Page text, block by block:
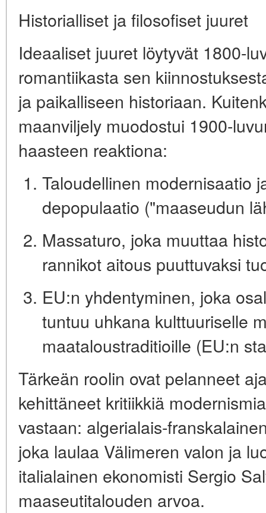
Historialliset ja filosofiset juuret
Ideaaliset juuret löytyvät 1800-
romantiikasta sen
ja paikalliseen historiaan.
maanviljely muodostui 1900-
haasteen reaktiona:
Taloudellinen modernisaatio
depopulaatio ("maaseudun
Massaturo, joka muuttaa
rannikot aitous puuttuvaksi
EU:n yhdentyminen, joka
tuntuu uhkana kulttuuriselle
maataloustraditioille (EU:n
Tärkeän roolin ovat pelanneet
kehittäneet kritiikkiä
vastaan: algerialais-
joka laulaa Välimeren valon ja
italialainen ekonomisti Sergio
maaseutitalouden arvoa.